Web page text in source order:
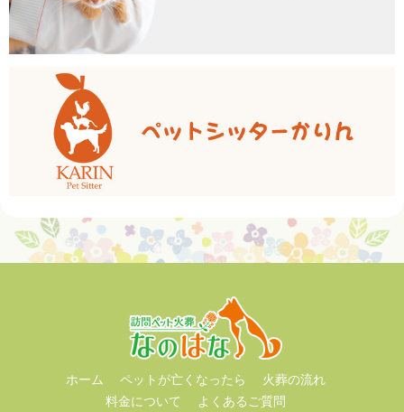
ホーム ペットが亡くなったら
火葬の流れ
料金について
よくあるご質問